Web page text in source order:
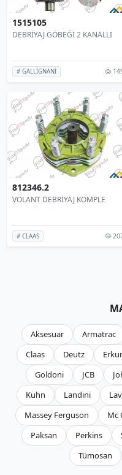
1515105
DEBRİYAJ GÖBEĞİ 2 KANALLI
# GALLİGNANİ
812346.2
VOLANT DEBRİYAJ KOMPLE
# CLAAS
Aksesuar Armatrac
Claas
Deutz
Goldoni
JCB
Kuhn
Landini
Massey Ferguson
Mc
Paksan
Perkins
Tümosan